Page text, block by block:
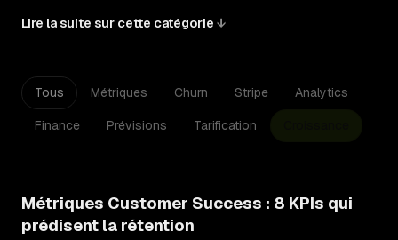
Lire la suite sur cette catégorie
Tous Métriques Churn Stripe Analytics
Finance Prévisions Tarification
Métriques Customer Success : 8 KPIs qui
prédisent la rétention